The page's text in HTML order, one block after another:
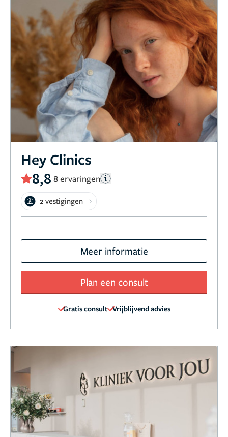
Hey Clinics
8,8 8 ervaringen
2 vestigingen
Meer informatie
Plan een consult
Gratis consult Vrijblijvend advies